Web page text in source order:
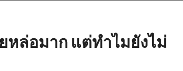
หล่อมาก แต่ทำไมยังไม่